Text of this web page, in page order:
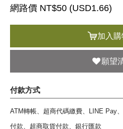
網路價 NT$50 (USD1.66)
加入
願望
付款方式
ATM轉帳、超商代碼繳費、LINE Pay
付款、超商取貨付款、銀行匯款